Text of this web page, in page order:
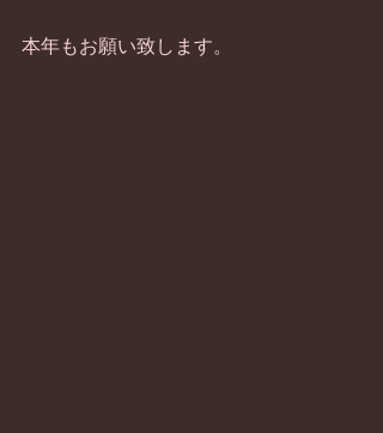
本年もお願い致します。